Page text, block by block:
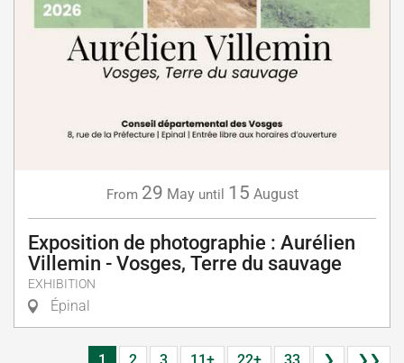
From 29 May until 15 August
Exposition de photographie : Aurélien
Villemin - Vosges, Terre du sauvage
EXHIBITION
Épinal